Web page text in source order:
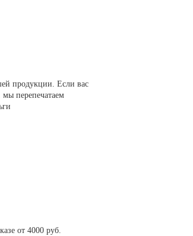
продукции. Если вас
мы перепечатаем
от 4000 руб.